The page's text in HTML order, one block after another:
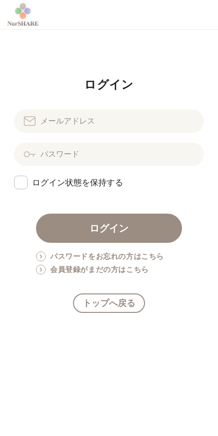
ログイン
ログイン状態を保持する
パスワードをお忘れの方はこちら
会員登録がまだの方はこちら
トップへ戻る